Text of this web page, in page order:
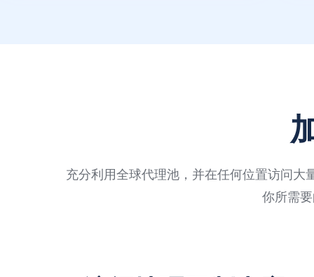
充分利用全球代理池，并在任何位置访问
你所需